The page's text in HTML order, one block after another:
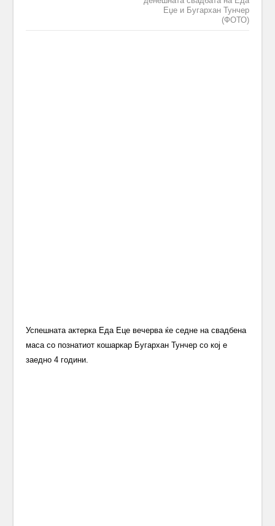
Еџе и Бугархан Тунчер
(ФОТО)
Успешната актерка Еда Еце вечерва ќе седне на свадбена
маса со познатиот кошаркар Бугархан Тунчер со кој е
заедно 4 години.